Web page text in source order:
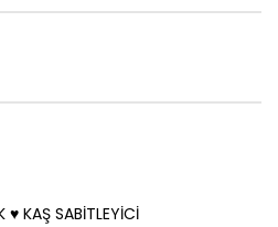
♥️ KAŞ SABİTLEYİCİ